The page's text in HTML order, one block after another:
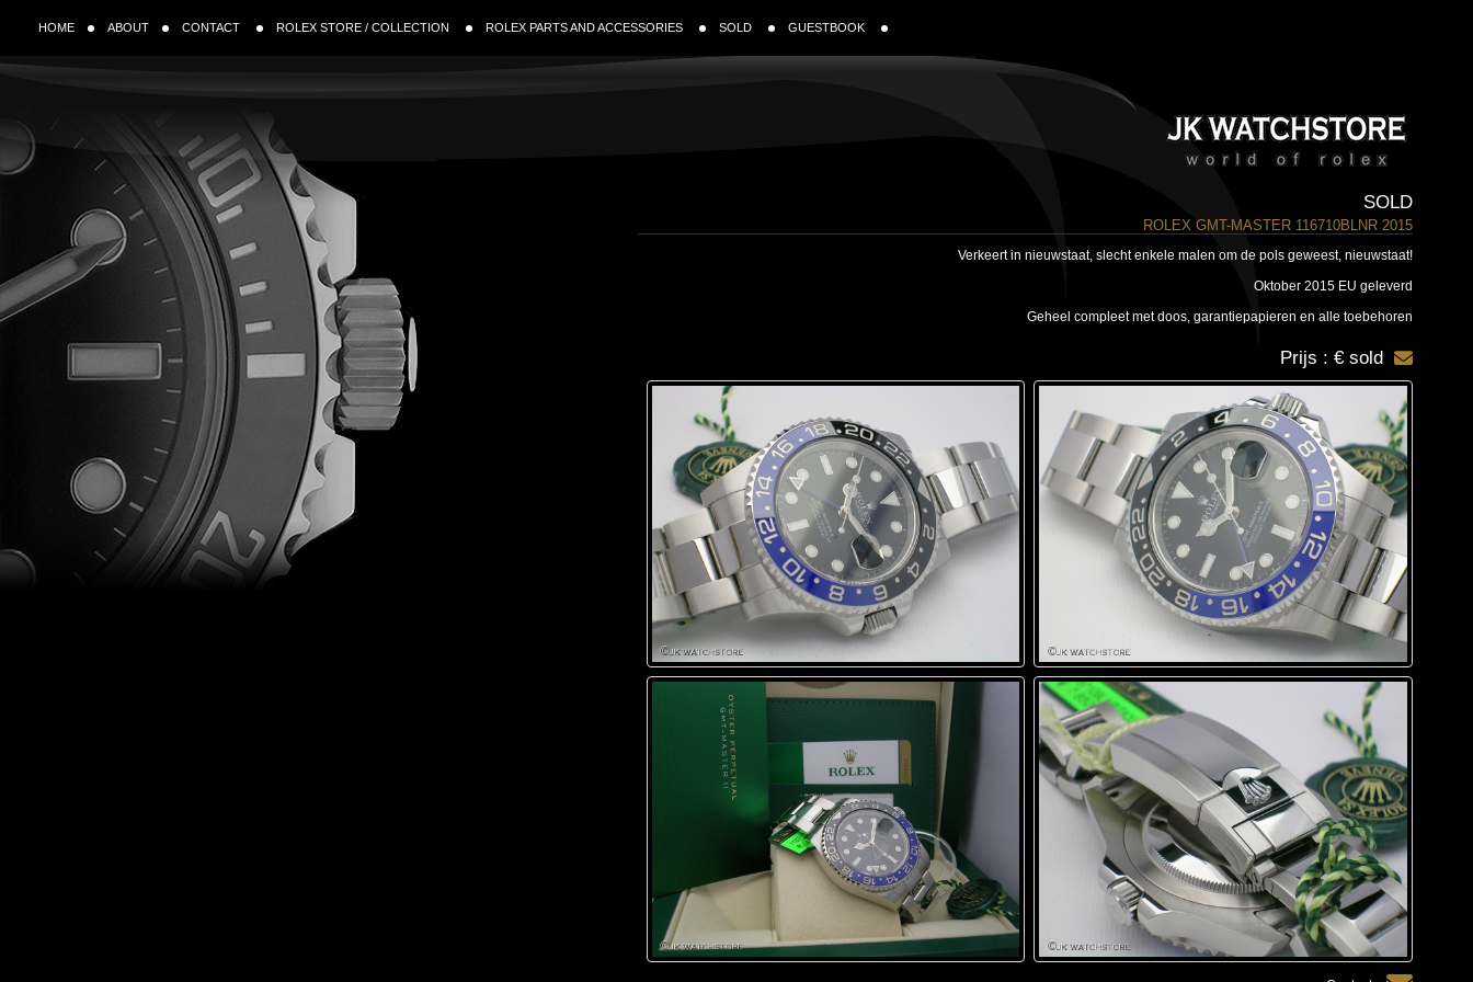
HOME ABOUT CONTACT ROLEX STORE / COLLECTION ROLEX PARTS AND ACCESSORIES SOLD GUESTBOOK
SOLD
ROLEX GMT-MASTER 116710BLNR 2015
Verkeert in nieuwstaat, slecht enkele malen om de pols geweest, nieuwstaat!
Oktober 2015 EU geleverd
Geheel compleet met doos, garantiepapieren en alle toebehoren
Prijs : € sold